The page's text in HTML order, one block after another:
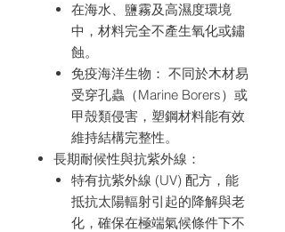
在海水、鹽霧及高濕度環境
中，材料完全不產生氧化或鏽
蝕。
免疫海洋生物： 不同於木材易
受穿孔蟲（Marine Borers）或
甲殼類侵害，塑鋼材料能有效
維持結構完整性。
長期耐候性與抗紫外線：
特有抗紫外線 (UV) 配方，能
抵抗太陽輻射引起的降解與老
化，確保在極端氣候條件下不